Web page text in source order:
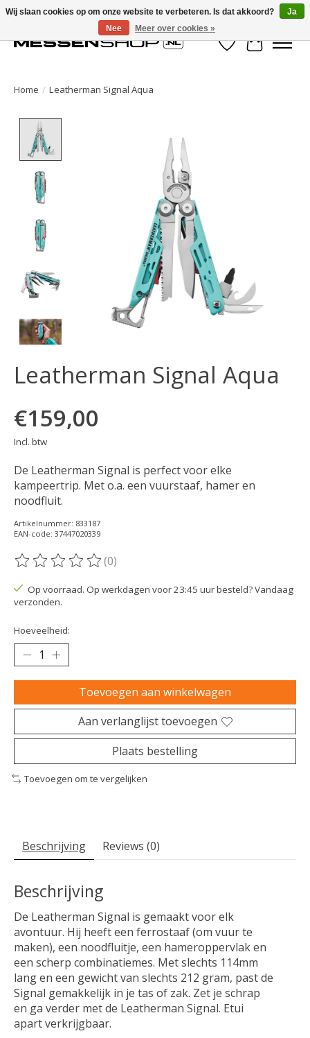
Verlanglijst
Home / Leatherman Signal Aqua
Leatherman Signal Aqua
€159,00
Incl. btw
De Leatherman Signal is perfect voor elke
kampeertrip. Met o.a. een vuurstaaf, hamer en
noodfluit.
Artikelnummer: 833187
EAN-code: 37447020339
De beoordeling van dit product is
(0)
Op voorraad. Op werkdagen voor 23:45 uur besteld? Vandaag
verzonden.
Hoeveelheid:
Toevoegen aan winkelwagen
Aan verlanglijst toevoegen
Plaats bestelling
Toevoegen om te vergelijken
Beschrijving Reviews (0)
Beschrijving
De Leatherman Signal is gemaakt voor elk
avontuur. Hij heeft een ferrostaaf (om vuur te
maken), een noodfluitje, een hameroppervlak en
een scherp combinatiemes. Met slechts 114mm
lang en een gewicht van slechts 212 gram, past de
Signal gemakkelijk in je tas of zak. Zet je schrap
en ga verder met de Leatherman Signal. Etui
apart verkrijgbaar.
Wij slaan cookies op om onze website te verbeteren. Is dat akkoord?
Ja
Nee
Meer over cookies »